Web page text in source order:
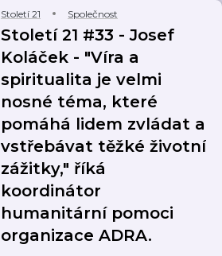
Století 21 Společnost
Století 21 #33 - Josef
Koláček - "Víra a
spiritualita je velmi
nosné téma, které
pomáhá lidem zvládat a
vstřebávat těžké životní
zážitky," říká
koordinátor
humanitární pomoci
organizace ADRA.